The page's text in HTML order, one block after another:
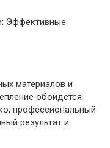
материалов и
обойдется
профессиональный
результат и